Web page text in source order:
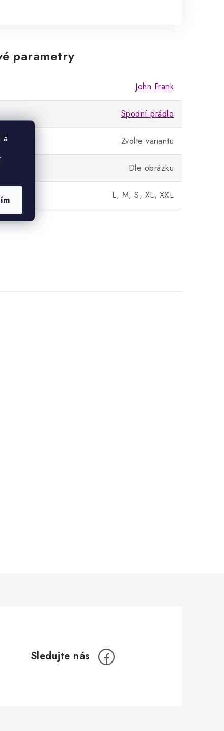
a
parametry
John Frank
Spodní prádlo
Zvolte variantu
Dle obrázku
L, M, S, XL, XXL